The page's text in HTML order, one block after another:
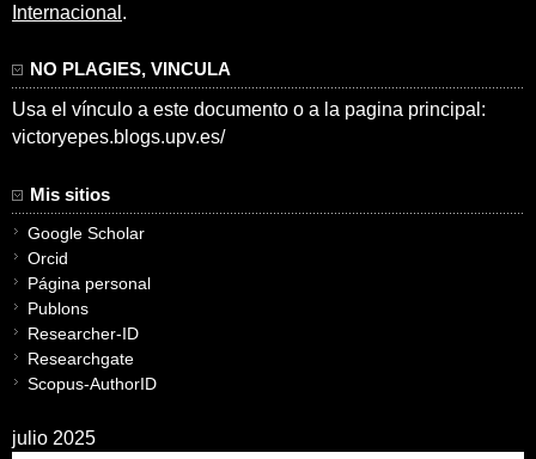
Internacional .
NO PLAGIES, VINCULA
Usa el vínculo a este documento o a la pagina principal:
victoryepes.blogs.upv.es/
Mis sitios
Google Scholar
Orcid
Página personal
Publons
Researcher-ID
Researchgate
Scopus-AuthorID
julio 2025